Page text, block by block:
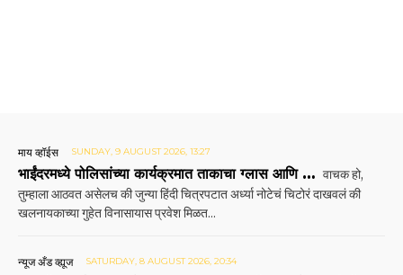
माय व्हॉईस SUNDAY, 9 AUGUST 2026, 13:27
भाईंदरमध्ये पोलिसांच्या कार्यक्रमात ताकाचा ग्लास आणि … वाचक हो,
तुम्हाला आठवत असेलच की जुन्या हिंदी चित्रपटात अर्ध्या नोटेचं चिटोरं दाखवलं की
खलनायकाच्या गुहेत विनासायास प्रवेश मिळत...
न्यूज अँड व्ह्यूज SATURDAY, 8 AUGUST 2026, 20:34